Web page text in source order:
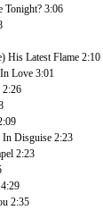
Tonight? 3:06
His Latest Flame 2:10
Love 3:01
2:26
Disguise 2:23
2:23
4:29
2:35